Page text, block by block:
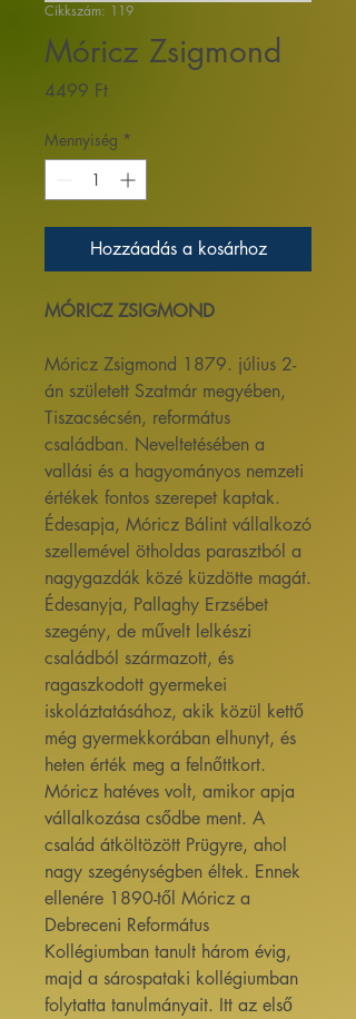
Cikkszám: 119
Móricz Zsigmond
4499 FtÁr
Mennyiség *
Hozzáadás a kosárhoz
MÓRICZ ZSIGMOND
Móricz Zsigmond 1879. július 2-
án született Szatmár megyében,
Tiszacsécsén, református
családban. Neveltetésében a
vallási és a hagyományos nemzeti
értékek fontos szerepet kaptak.
Édesapja, Móricz Bálint vállalkozó
szellemével ötholdas parasztból a
nagygazdák közé küzdötte magát.
Édesanyja, Pallaghy Erzsébet
szegény, de művelt lelkészi
családból származott, és
ragaszkodott gyermekei
iskoláztatásához, akik közül kettő
még gyermekkorában elhunyt, és
heten érték meg a felnőttkort.
Móricz hatéves volt, amikor apja
vállalkozása csődbe ment. A
család átköltözött Prügyre, ahol
nagy szegénységben éltek. Ennek
ellenére 1890-től Móricz a
Debreceni Református
Kollégiumban tanult három évig,
majd a sárospataki kollégiumban
folytatta tanulmányait. Itt az első